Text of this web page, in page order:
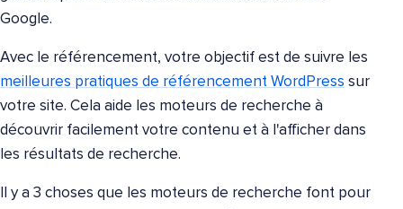
Google.
Avec le référencement, votre objectif est de suivre les
meilleures pratiques de référencement WordPress sur
votre site. Cela aide les moteurs de recherche à
découvrir facilement votre contenu et à l'afficher dans
les résultats de recherche.
Il y a 3 choses que les moteurs de recherche font pour